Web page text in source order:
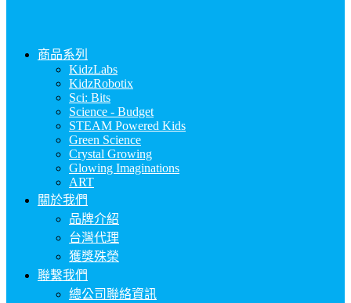
商品系列
KidzLabs
KidzRobotix
Sci: Bits
Science - Budget
STEAM Powered Kids
Green Science
Crystal Growing
Glowing Imaginations
ART
關於我們
品牌介紹
台灣代理
獲獎殊榮
聯繫我們
總公司聯絡資訊